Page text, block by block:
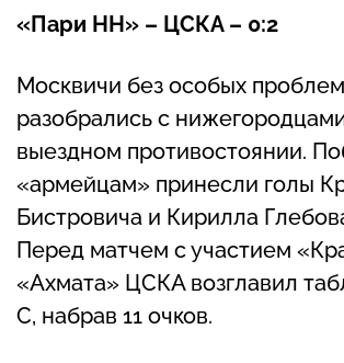
«Пари НН» – ЦСКА – 0:2
Москвичи без особых проблем
разобрались с
выездном противостоянии.
«армейцам» принесли голы
Бистровича и Кирилла
Перед матчем с участием
«Ахмата» ЦСКА возглавил
С, набрав 11 очков.